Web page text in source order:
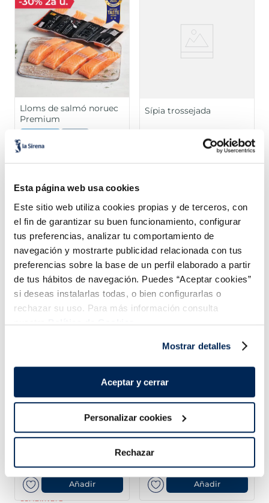
Esta página web usa cookies
Este sitio web utiliza cookies propias y de terceros, con
el fin de garantizar su buen funcionamiento, configurar
tus preferencias, analizar tu comportamiento de
navegación y mostrarte publicidad relacionada con tus
preferencias sobre la base de un perfil elaborado a partir
de tus hábitos de navegación. Puedes “Aceptar cookies”
si deseas instalarlas todas, o bien configurarlas o
rechazar su uso. Para más información consulta
nuestraPolítica de Cookies.
Mostrar detalles
Aceptar y cerrar
Personalizar cookies
Rechazar
Lloms de salmó noruec
Premium
16,99 €
Sípia trossejada
Unitat 400g
Combina-ho i fes un menú de 10!
Pèsols extrafins
Bossa 1 kg
Añadir
Arròs blanc micro
1,79 €
Añadir